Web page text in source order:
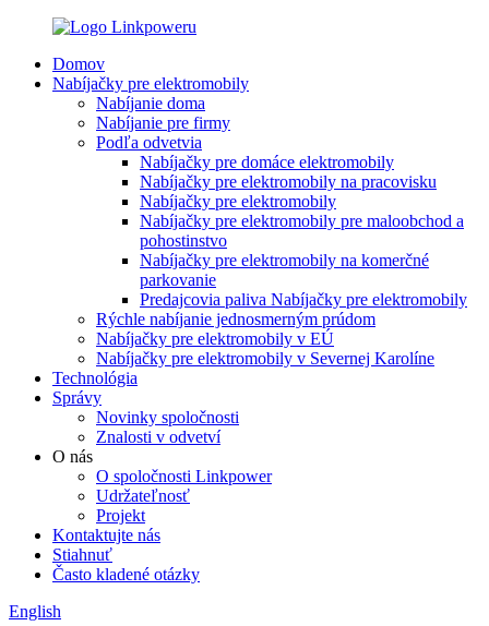
Domov
Nabíjačky pre elektromobily
Nabíjanie doma
Nabíjanie pre firmy
Podľa odvetvia
Nabíjačky pre domáce elektromobily
Nabíjačky pre elektromobily na pracovisku
Nabíjačky pre elektromobily
Nabíjačky pre elektromobily pre maloobchod a
pohostinstvo
Nabíjačky pre elektromobily na komerčné
parkovanie
Predajcovia paliva Nabíjačky pre elektromobily
Rýchle nabíjanie jednosmerným prúdom
Nabíjačky pre elektromobily v EÚ
Nabíjačky pre elektromobily v Severnej Karolíne
Technológia
Správy
Novinky spoločnosti
Znalosti v odvetví
O nás
O spoločnosti Linkpower
Udržateľnosť
Projekt
Kontaktujte nás
Stiahnuť
Často kladené otázky
English